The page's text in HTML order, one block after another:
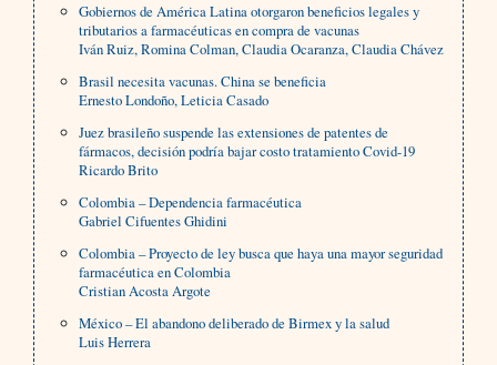
Gobiernos de América Latina otorgaron beneficios legales y
tributarios a farmacéuticas en compra de vacunas
Iván Ruiz, Romina Colman, Claudia Ocaranza, Claudia Chávez
Brasil necesita vacunas. China se beneficia
Ernesto Londoño, Leticia Casado
Juez brasileño suspende las extensiones de patentes de
fármacos, decisión podría bajar costo tratamiento Covid-19
Ricardo Brito
Colombia – Dependencia farmacéutica
Gabriel Cifuentes Ghidini
Colombia – Proyecto de ley busca que haya una mayor seguridad
farmacéutica en Colombia
Cristian Acosta Argote
México – El abandono deliberado de Birmex y la salud
Luis Herrera